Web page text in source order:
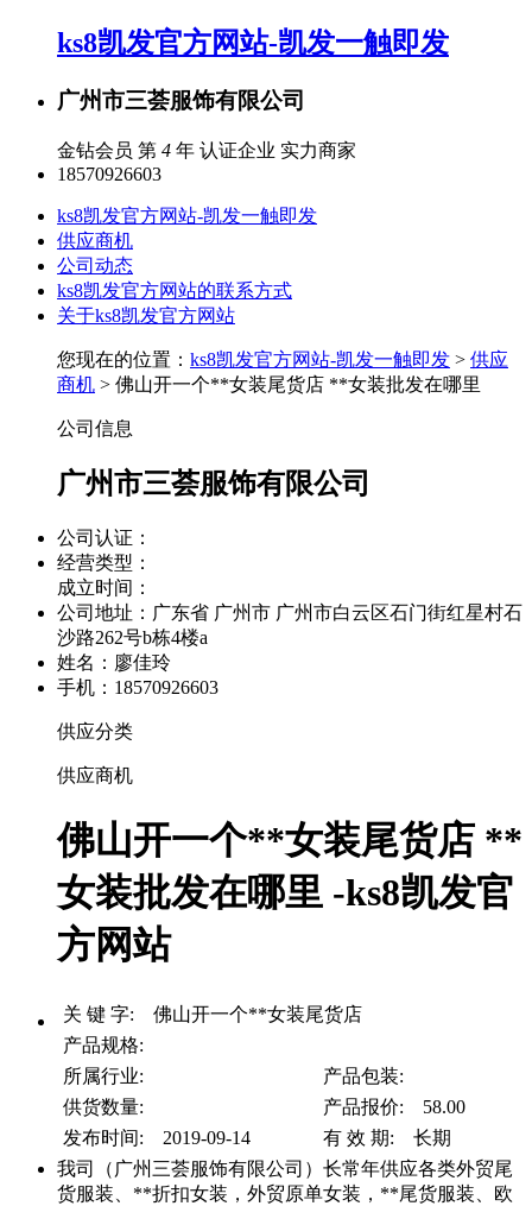
ks8凯发官方网站-凯发一触即发
广州市三荟服饰有限公司
金钻会员 第 4 年 认证企业 实力商家
18570926603
ks8凯发官方网站-凯发一触即发
供应商机
公司动态
ks8凯发官方网站的联系方式
关于ks8凯发官方网站
您现在的位置： ks8凯发官方网站-凯发一触即发 > 供应
商机 > 佛山开一个**女装尾货店 **女装批发在哪里
公司信息
广州市三荟服饰有限公司
公司认证：
经营类型：
成立时间：
公司地址： 广东省 广州市 广州市白云区石门街红星村石
沙路262号b栋4楼a
姓名：廖佳玲
手机：18570926603
供应分类
供应商机
佛山开一个**女装尾货店 **
女装批发在哪里 -ks8凯发官
方网站
关 键 字: 佛山开一个**女装尾货店
产品规格:
所属行业:
产品包装:
供货数量:
产品报价: 58.00
发布时间: 2019-09-14
有 效 期: 长期
我司（广州三荟服饰有限公司）长常年供应各类外贸尾
货服装、**折扣女装，外贸原单女装，**尾货服装、欧